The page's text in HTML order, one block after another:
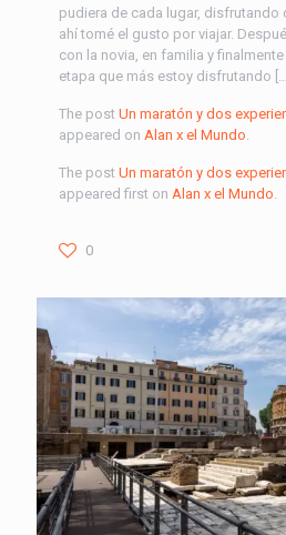
pudiera de cada lugar, disfrutando
ahí tomé el gusto por viajar.
con la novia, en familia y
etapa que más estoy disfrutando […]
The post Un maratón y dos
appeared on Alan x el Mundo.
The post Un maratón y dos
appeared first on Alan x el Mundo.
0